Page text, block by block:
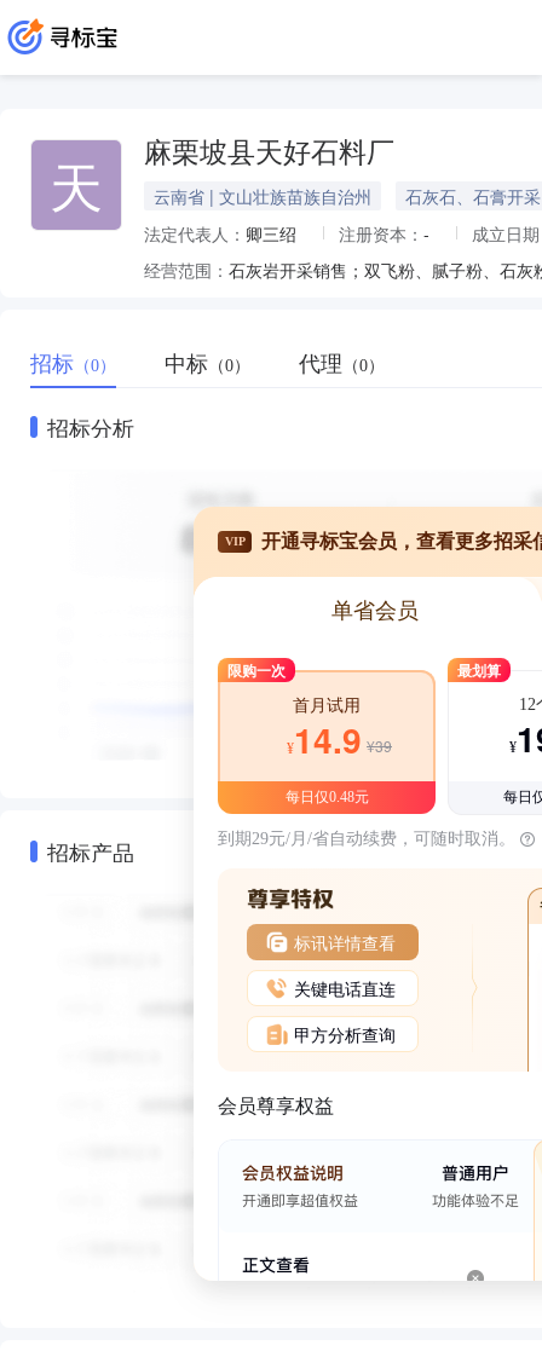
天 麻栗坡县天好石料厂
云南省 | 文山壮族苗族自治州
石灰石、石膏开采
法定代表人： 卿三绍 注册资本： -
成立日
经营范围： 石灰岩开采销售；双飞粉、腻子粉、石
招标 （0） 中标 （0） 代理 （0）
招标分析
招标产品
VIP 开通寻标宝会员，查看更多招采
单省会员
限购一次
首月试用
¥14.9 ¥39
每日仅0.48元
最划算
12
¥
每日
到期29元/月/省自动续费，可随时取消。
标讯详情查看
关键电话直连
甲方分析查询
会员尊享权益